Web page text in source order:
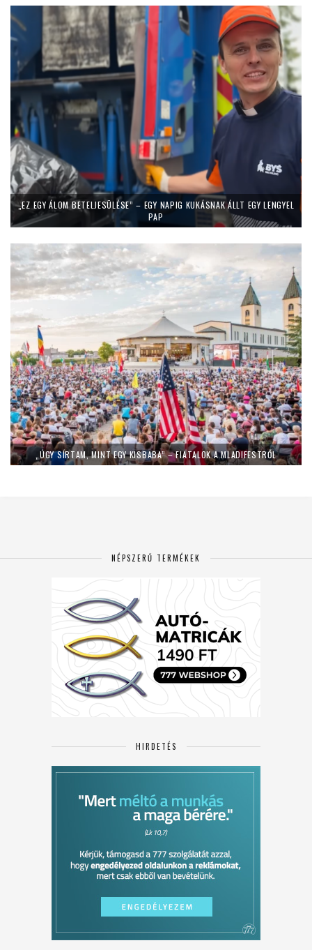
„EZ EGY ÁLOM BETELJESÜLÉSE” – EGY NAPIG KUKÁSNAK ÁLLT EGY LENGYEL
PAP
„ÚGY SÍRTAM, MINT EGY KISBABA” – FIATALOK A MLADIFESTRŐL
NÉPSZERŰ TERMÉKEK
HIRDETÉS